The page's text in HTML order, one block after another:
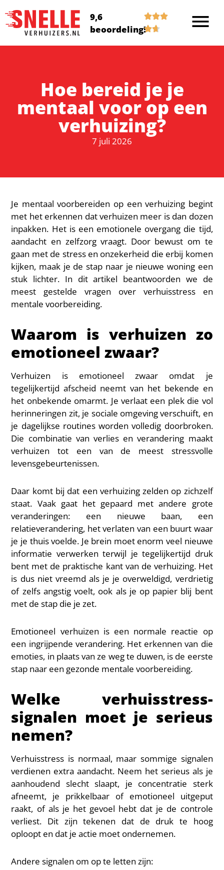
9,6
beoordeling!
Hoe bereid je je
mentaal voor op een
verhuizing?
7 juli 2026
Je mentaal voorbereiden op een verhuizing begint
met het erkennen dat verhuizen meer is dan dozen
inpakken. Het is een emotionele overgang die tijd,
aandacht en zelfzorg vraagt. Door bewust om te
gaan met de stress en onzekerheid die erbij komen
kijken, maak je de stap naar je nieuwe woning een
stuk lichter. In dit artikel beantwoorden we de
meest gestelde vragen over verhuisstress en
mentale voorbereiding.
Waarom is verhuizen zo
emotioneel zwaar?
Verhuizen is emotioneel zwaar omdat je
tegelijkertijd afscheid neemt van het bekende en
het onbekende omarmt. Je verlaat een plek die vol
herinneringen zit, je sociale omgeving verschuift, en
je dagelijkse routines worden volledig doorbroken.
Die combinatie van verlies en verandering maakt
verhuizen tot een van de meest stressvolle
levensgebeurtenissen.
Daar komt bij dat een verhuizing zelden op zichzelf
staat. Vaak gaat het gepaard met andere grote
veranderingen: een nieuwe baan, een
relatieverandering, het verlaten van een buurt waar
je je thuis voelde. Je brein moet enorm veel nieuwe
informatie verwerken terwijl je tegelijkertijd druk
bent met de praktische kant van de verhuizing. Het
is dus niet vreemd als je je overweldigd, verdrietig
of zelfs angstig voelt, ook als je op papier blij bent
met de stap die je zet.
Emotioneel verhuizen is een normale reactie op
een ingrijpende verandering. Het erkennen van die
emoties, in plaats van ze weg te duwen, is de eerste
stap naar een gezonde mentale voorbereiding.
Welke verhuisstress-
signalen moet je serieus
nemen?
Verhuisstress is normaal, maar sommige signalen
verdienen extra aandacht. Neem het serieus als je
aanhoudend slecht slaapt, je concentratie sterk
afneemt, je prikkelbaar of emotioneel uitgeput
raakt, of als je het gevoel hebt dat je de controle
verliest. Dit zijn tekenen dat de druk te hoog
oploopt en dat je actie moet ondernemen.
Andere signalen om op te letten zijn: